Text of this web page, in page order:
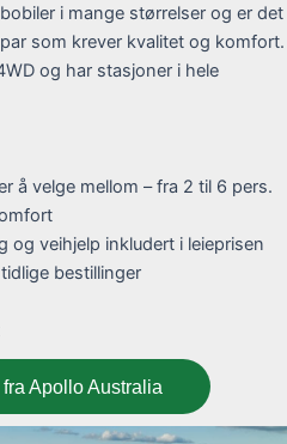
i mange størrelser og er det
som krever kvalitet og komfort.
og har stasjoner i hele
å velge mellom – fra 2 til 6 pers.
og veihjelp inkludert i leieprisen
bestillinger
Apollo Australia